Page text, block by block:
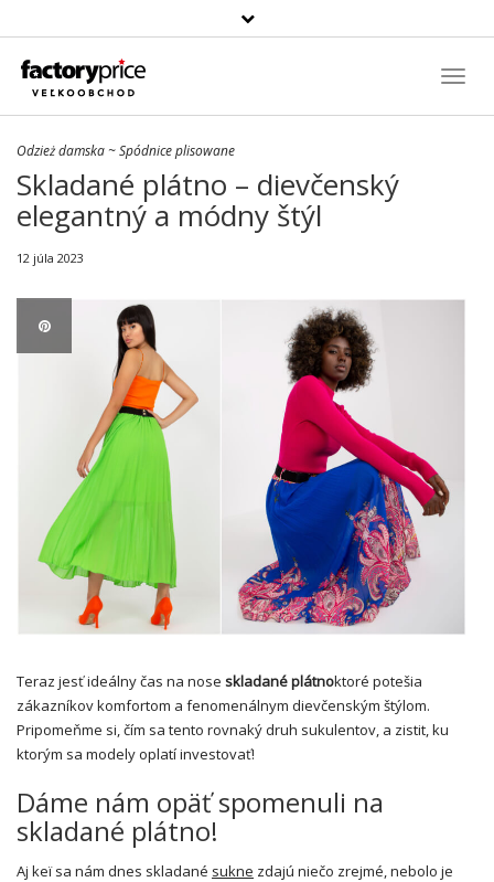
Szukaj
produktu
Odzież damska~Spódnice plisowane
Skladané plátno – dievčenský
elegantný a módny štýl
12 júla 2023
Teraz jesť ideálny čas na nose skladané plátnoktoré potešia
zákazníkov komfortom a fenomenálnym dievčenským štýlom.
Pripomeňme si, čím sa tento rovnaký druh sukulentov, a zistit, ku
ktorým sa modely oplatí investovať!
Dáme nám opäť spomenuli na
skladané plátno!
Aj keï sa nám dnes skladané sukne zdajú niečo zrejmé, nebolo je